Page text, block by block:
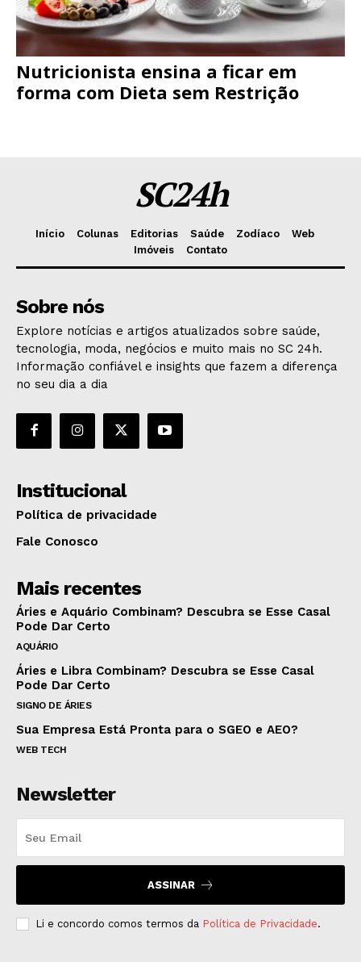
Nutricionista ensina a ficar em
forma com Dieta sem Restrição
SC24h
Início Colunas Editorias Saúde Zodíaco
Web
Imóveis
Contato
Sobre nós
Explore notícias e artigos atualizados sobre saúde,
tecnologia, moda, negócios e muito mais no SC 24h.
Informação confiável e insights que fazem a diferença
no seu dia a dia
Institucional
Política de privacidade
Fale Conosco
Mais recentes
Áries e Aquário Combinam? Descubra se Esse Casal
Pode Dar Certo
AQUÁRIO
Áries e Libra Combinam? Descubra se Esse Casal
Pode Dar Certo
SIGNO DE ÁRIES
Sua Empresa Está Pronta para o SGEO e AEO?
WEB TECH
Newsletter
ASSINAR
Li e concordo comos termos da Política de Privacidade.